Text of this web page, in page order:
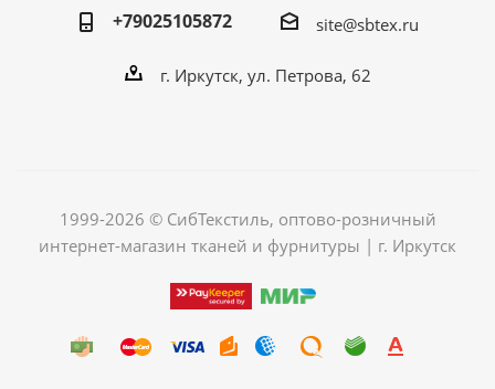
+79025105872
site@sbtex.ru
г. Иркутск, ул. Петрова, 62
1999-2026 © СибТекстиль, оптово-розничный
интернет-магазин тканей и фурнитуры | г. Иркутск